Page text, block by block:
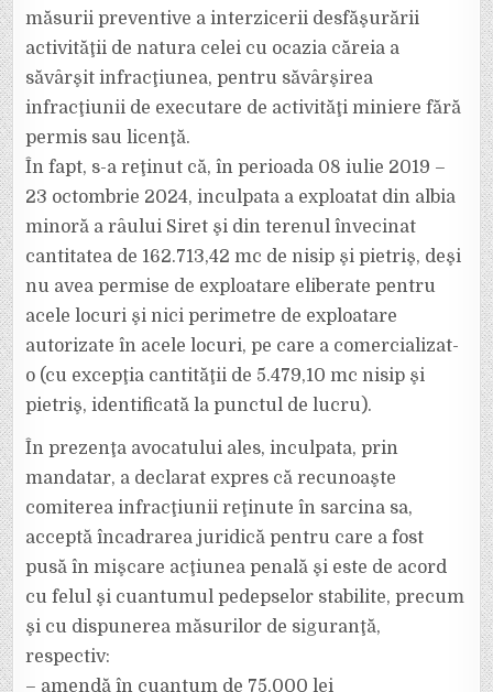
măsurii preventive a interzicerii desfăşurării
activităţii de natura celei cu ocazia căreia a
săvârşit infracţiunea, pentru săvârşirea
infracţiunii de executare de activităţi miniere fără
permis sau licenţă.
În fapt, s-a reţinut că, în perioada 08 iulie 2019 –
23 octombrie 2024, inculpata a exploatat din albia
minoră a râului Siret şi din terenul învecinat
cantitatea de 162.713,42 mc de nisip şi pietriş, deşi
nu avea permise de exploatare eliberate pentru
acele locuri şi nici perimetre de exploatare
autorizate în acele locuri, pe care a comercializat-
o (cu excepţia cantităţii de 5.479,10 mc nisip şi
pietriş, identificată la punctul de lucru).
În prezenţa avocatului ales, inculpata, prin
mandatar, a declarat expres că recunoaşte
comiterea infracţiunii reţinute în sarcina sa,
acceptă încadrarea juridică pentru care a fost
pusă în mişcare acţiunea penală şi este de acord
cu felul şi cuantumul pedepselor stabilite, precum
şi cu dispunerea măsurilor de siguranţă,
respectiv:
– amendă în cuantum de 75.000 lei